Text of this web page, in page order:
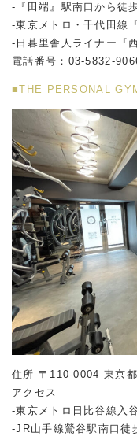
-『田端』駅南口から徒
-東京メトロ・千代田線
-日暮里舎人ライナー『
電話番号：03-5832-
■THE PERSONAL
住所 〒110-0004 東京
アクセス
-東京メトロ日比谷線入
-JR山手線鶯谷駅南口徒